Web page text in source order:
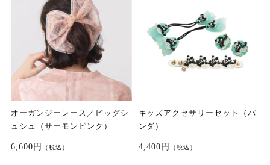
オーガンジーレース／ビッグシ
ュシュ（サーモンピンク）
6,600円 （税込）
キッズアクセサリーセット（パ
ンダ）
4,400円 （税込）